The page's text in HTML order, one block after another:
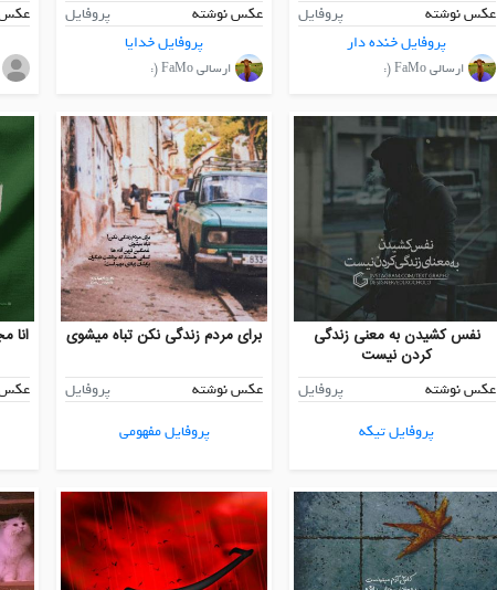
عکس نوشته
پروفایل
پروفایل خنده دار
ارسالی FaMo (:
عکس نوشته
پروفایل
پروفایل خدایا
ارسالی FaMo (:
عکس
نفس کشیدن به معنی زندگی
کردن نیست
عکس نوشته
پروفایل
پروفایل تیکه
برای مردم زندگی نکن تباه میشوی
عکس نوشته
پروفایل
پروفایل مفهومی
انا
عکس